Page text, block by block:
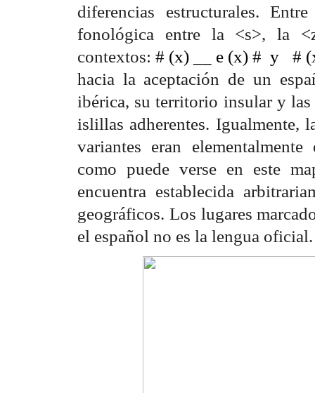
diferencias estructurales.
fonológica entre la <s>, la
contextos: # (x) __ e (x) # y
#
hacia la aceptación de un
ibérica, su territorio insular y
islillas adherentes. Igualmente,
variantes eran
como puede verse en este
encuentra establecida
geográficos. Los lugares
el español no es la lengua oficial.